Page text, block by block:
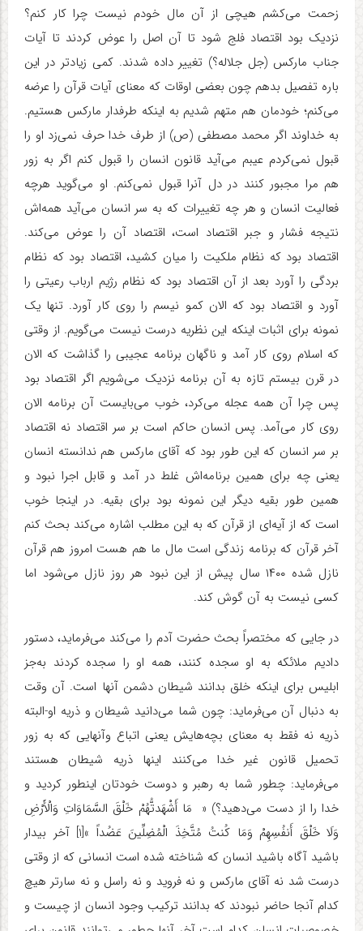
زحمت می‌کشم هیچی از آن مال خودم نیست چرا کار کنم؟
نزدیک بود اقتصاد فلج شود تا آن اصل را عوض کردند تا آیات
جناب مارکس (جل جلاله؟) تغییر داده شدند. کمی ‌زیاد‌تر در این
باره تفصیل بدهم چون بعضی اوقات که‌ معنای آیات قرآن را عرضه‌
می‌کنم؛ خودمان هم متهم شدیم به اینکه طرفدار مارکس هستیم.
به خداوند اگر محمد مصطفی (ص) از طرف خدا حرف نمی‌زد او را
قبول نمی‌کردم عیبم می‌آید قانون انسان را قبول کنم اگر به زور
هم مرا مجبور کنند در دل آنرا قبول نمی‌کنم. او می‌گوید هرچه
فعالیت انسان و هر چه تغییرات که به سر انسان می‌آید همه‌اش
نتیجه فشار و جبر اقتصاد است، اقتصاد آن را عوض می‌کند.
اقتصاد بود که نظام ملکیت را میان کشید، اقتصاد بود که نظام
بردگی را آورد بعد از آن اقتصاد بود که نظام رژیم ارباب رعیتی را
آورد و اقتصاد بود که الان کمو نیسم را روی کار آورد. تنها یک
نمونه برای اثبات اینکه این نظریه درست نیست می‌گویم. از وقتی
که اسلام روی کار آمد و ناگهان برنامه عجیبی را گذاشت که الان
در قرن بیستم تازه به آن برنامه نزدیک می‌شویم اگر اقتصاد بود
پس چرا آن همه عجله می‌کرد، خوب می‌بایست آن برنامه الان
روی کار می‌آمد. پس انسان حاکم است بر سر اقتصاد نه اقتصاد
بر سر انسان که این طور بود که آقای مارکس هم ندانسته انسان
یعنی چه برای همین برنامه‌اش غلط در آمد و قابل اجرا نبود و
همین طور بقیه دیگر این نمونه بود برای بقیه. در اینجا خوب
است که از آیه‌ای از قرآن که به این مطلب اشاره می‌کند بحث کنم
آخر قرآن که برنامه زندگی است مال ما هم هست امروز هم قرآن
نازل شده ۱۴۰۰ سال پیش از این نبود هر روز نازل می‌شود اما
کسی نیست به آن گوش کند.
در جایی که مختصراً بحث حضرت آدم را می‌کند می‌فرماید، دستور
دادیم ملائکه به او سجده کنند، همه او را سجده کردند به‌جز
ابلیس برای اینکه خلق بدانند شیطان دشمن آنها است. آن وقت
به دنبال آن می‌فرماید: چون شما می‌دانید شیطان و ذریه او-البته
ذریه نه فقط به معنای بچه‌هایش یعنی اتباع وآنهایی که به زور
تحمیل قانون غیر خدا می‌کنند اینها ذریه شیطان هستند
می‌فرماید: چطور شما به رهبر و دوست خودتان اینطور کردید و
خدا را از دست می‌دهید؟) « ‏ مَا أَشْهَدتُّهُمْ خَلْقَ السَّمَاوَاتِ وَالْأَرْضِ
وَلَا خَلْقَ أَنفُسِهِمْ وَمَا کُنتُ مُتَّخِذَ الْمُضِلِّینَ عَضُداً ‏»[1] آخر بیدار
باشید آگاه باشید انسان که شناخته شده است انسانی که از وقتی
درست شد نه آقای مارکس و نه فروید و نه راسل و نه سارتر هیچ
کدام آنجا حاضر نبودند که بدانند ‌ترکیب وجود انسان از چیست و